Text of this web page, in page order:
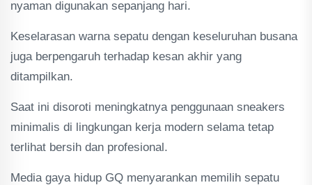
nyaman digunakan sepanjang hari.
Keselarasan warna sepatu dengan keseluruhan busana
juga berpengaruh terhadap kesan akhir yang
ditampilkan.
Saat ini disoroti meningkatnya penggunaan sneakers
minimalis di lingkungan kerja modern selama tetap
terlihat bersih dan profesional.
Media gaya hidup GQ menyarankan memilih sepatu